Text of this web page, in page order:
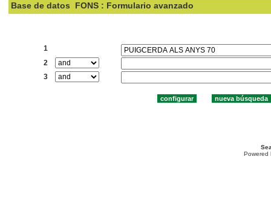
Base de datos FONS : Formulario avanzado
1
2
3
Powered